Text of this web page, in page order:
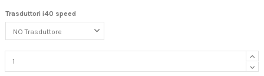
Trasduttori i40 speed